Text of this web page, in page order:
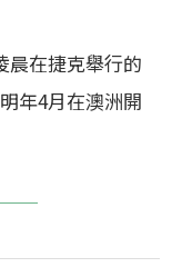
晨在捷克舉行的
年4月在澳洲開